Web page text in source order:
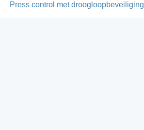
Press control met droogloopbeveiliging